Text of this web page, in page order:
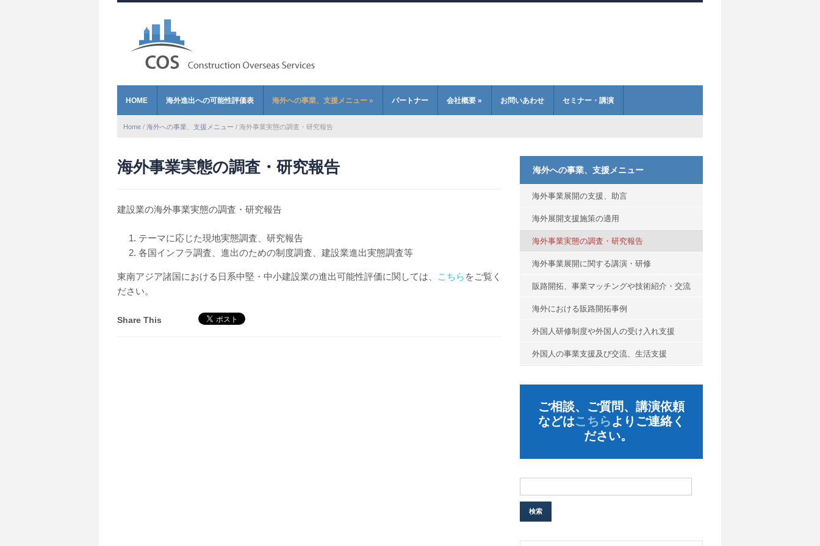
HOME 海外進出への可能性評価表 海外への事業、支援メニュー » パートナー 会社概要 » お問いあわせ セミナー・講演
Home / 海外への事業、支援メニュー / 海外事業実態の調査・研究報告
海外事業実態の調査・研究報告
建設業の海外事業実態の調査・研究報告
テーマに応じた現地実態調査、研究報告
各国インフラ調査、進出のための制度調査、建設業進出実態調査等
東南アジア諸国における日系中堅・中小建設業の進出可能性評価に関しては、 こちら をご覧く
ださい。
Share This
海外への事業、支援メニュー
海外事業展開の支援、助言
海外展開支援施策の適用
海外事業実態の調査・研究報告
海外事業展開に関する講演・研修
販路開拓、事業マッチングや技術紹介・交流
海外における販路開拓事例
外国人研修制度や外国人の受け入れ支援
外国人の事業支援及び交流、生活支援
ご相談、ご質問、講演依頼
などはこちらよりご連絡く
ださい。